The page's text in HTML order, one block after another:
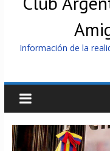
Milei firmó
Información de la